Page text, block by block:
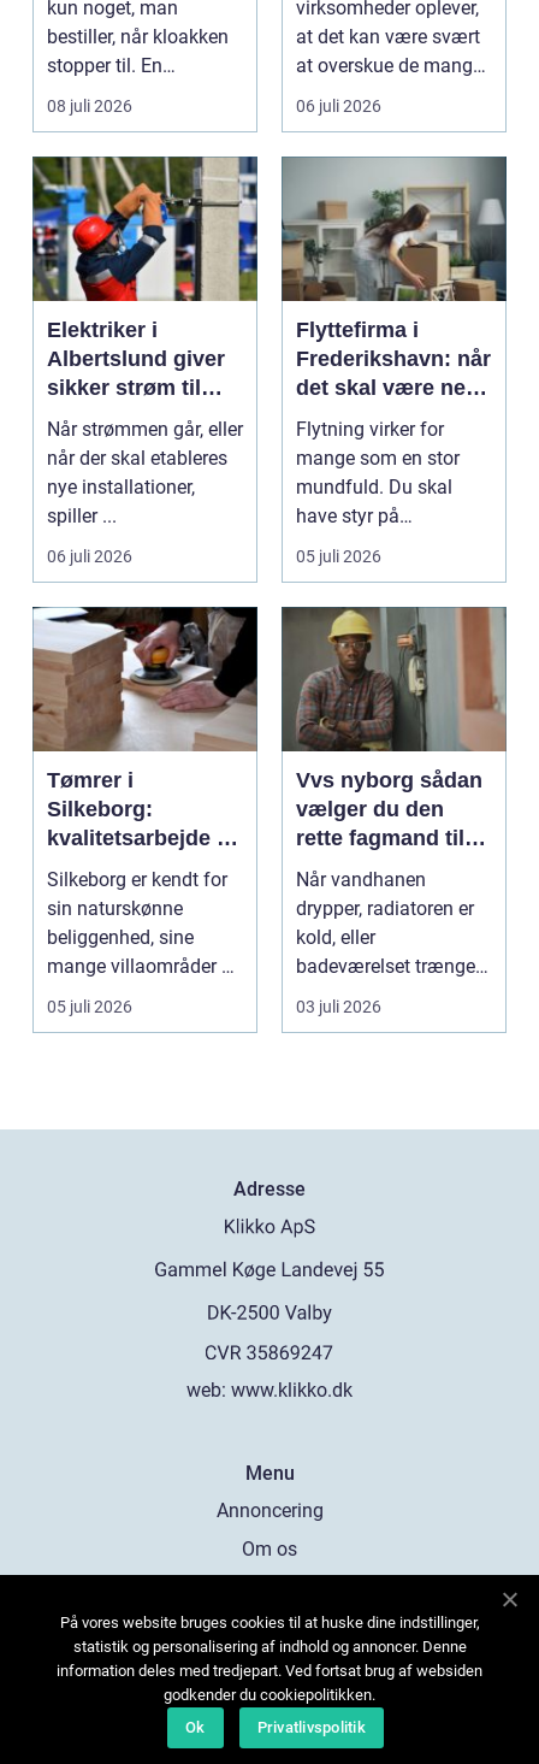
kun noget, man
bestiller, når kloakken
stopper til. En
systematisk gennem...
08 juli 2026
virksomheder oplever,
at det kan være svært
at overskue de mange
gul...
06 juli 2026
Elektriker i
Albertslund giver
sikker strøm til
danske boliger
Når strømmen går, eller
når der skal etableres
nye installationer,
spiller ...
06 juli 2026
Flyttefirma i
Frederikshavn: når
det skal være nemt
at komme videre
Flytning virker for
mange som en stor
mundfuld. Du skal
have styr på
nedpakning, tunge
l&oslas...
05 juli 2026
Tømrer i
Silkeborg:
kvalitetsarbejde til
overkommelige
priser
Silkeborg er kendt for
sin naturskønne
beliggenhed, sine
mange villaområder og
en bland...
05 juli 2026
Vvs nyborg sådan
vælger du den
rette fagmand til
opgaven
Når vandhanen
drypper, radiatoren er
kold, eller
badeværelset trænger
til en gennemgribende
renoveri...
03 juli 2026
Adresse
web: www.klikko.dk
Menu
Annoncering
Om os
Kontakt os
Sitemap
På vores website bruges cookies til at huske dine indstillinger,
statistik og personalisering af indhold og annoncer. Denne
information deles med tredjepart. Ved fortsat brug af websiden
godkender du cookiepolitikken.
Ok
Privatlivspolitik